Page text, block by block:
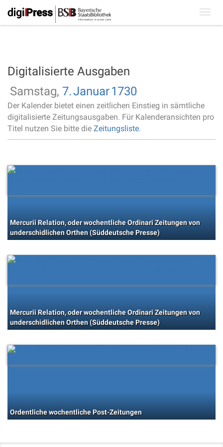
Digitalisierte Ausgaben
Samstag, 7.Januar1730
Der Kalender bietet einen zeitlichen Einstieg in sämtliche
digitalisierte Zeitungsausgaben. Für Kalenderansichten pro
Titel nutzen Sie bitte die Zeitungsliste.
Mercurii Relation, oder wochentliche Ordinari Zeitungen von
underschidlichen Orthen (Süddeutsche Presse)
Mercurii Relation, oder wochentliche Ordinari Zeitungen von
underschidlichen Orthen (Süddeutsche Presse)
Ordentliche wochentliche Post-Zeitungen